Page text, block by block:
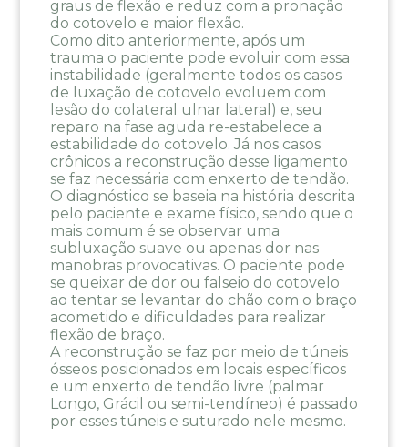
graus de flexão e reduz com a pronação
do cotovelo e maior flexão.
Como dito anteriormente, após um
trauma o paciente pode evoluir com essa
instabilidade (geralmente todos os casos
de luxação de cotovelo evoluem com
lesão do colateral ulnar lateral) e, seu
reparo na fase aguda re-estabelece a
estabilidade do cotovelo. Já nos casos
crônicos a reconstrução desse ligamento
se faz necessária com enxerto de tendão.
O diagnóstico se baseia na história descrita
pelo paciente e exame físico, sendo que o
mais comum é se observar uma
subluxação suave ou apenas dor nas
manobras provocativas. O paciente pode
se queixar de dor ou falseio do cotovelo
ao tentar se levantar do chão com o braço
acometido e dificuldades para realizar
flexão de braço.
A reconstrução se faz por meio de túneis
ósseos posicionados em locais específicos
e um enxerto de tendão livre (palmar
Longo, Grácil ou semi-tendíneo) é passado
por esses túneis e suturado nele mesmo.